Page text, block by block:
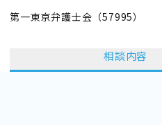
第一東京弁護士会（57995）
相談内容